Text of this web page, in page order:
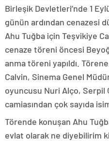
Birleşik Devletleri’nde 1
günün ardından cenazesi
Ahu Tuğba için Teşvikiye
cenaze töreni öncesi
anma töreni yapıldı.
Calvin, Sinema Genel
oyuncusu Nuri Alço, Serpil
camiasından çok sayıda
Törende konuşan Ahu
evlat olarak ne diyebilirim